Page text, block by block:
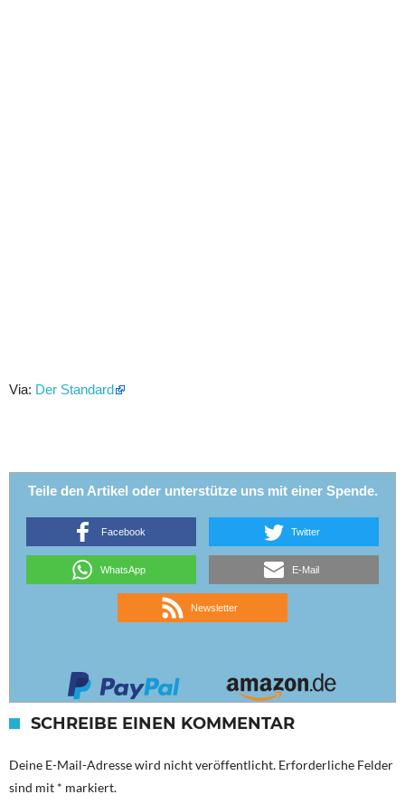
Via: Der Standard
Teile den Artikel oder unterstütze uns mit einer Spende.
Facebook Twitter
WhatsApp E-Mail
Newsletter
SCHREIBE EINEN KOMMENTAR
Deine E-Mail-Adresse wird nicht veröffentlicht. Erforderliche Felder
sind mit * markiert.